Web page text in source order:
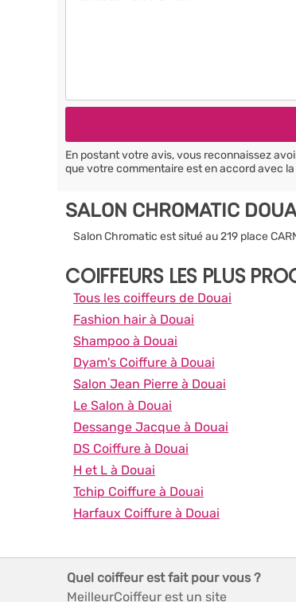
En postant votre avis, vous reconnaissez
que votre commentaire est en accord avec la
SALON CHROMATIC
Salon Chromatic est situé au 219 place
COIFFEURS LES PLUS
Tous les coiffeurs de Douai
Fashion hair à Douai
Shampoo à Douai
Dyam's Coiffure à Douai
Salon Jean Pierre à Douai
Le Salon à Douai
Dessange Jacque à Douai
DS Coiffure à Douai
H et L à Douai
Tchip Coiffure à Douai
Harfaux Coiffure à Douai
Quel coiffeur est fait pour vous ?
MeilleurCoiffeur est un site